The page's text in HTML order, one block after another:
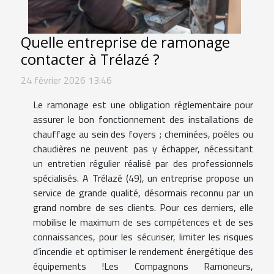
Quelle entreprise de ramonage
contacter à Trélazé ?
24 février 2026 13:46
Le ramonage est une obligation réglementaire pour
assurer le bon fonctionnement des installations de
chauffage au sein des foyers ; cheminées, poêles ou
chaudières ne peuvent pas y échapper, nécessitant
un entretien régulier réalisé par des professionnels
spécialisés. A Trélazé (49), un entreprise propose un
service de grande qualité, désormais reconnu par un
grand nombre de ses clients. Pour ces derniers, elle
mobilise le maximum de ses compétences et de ses
connaissances, pour les sécuriser, limiter les risques
d’incendie et optimiser le rendement énergétique des
équipements !Les Compagnons Ramoneurs,